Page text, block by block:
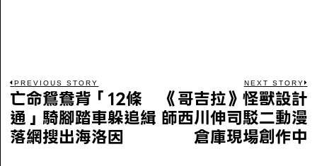
PREVIOUS STORY
亡命鴛鴦背「12條
通」騎腳踏車躲追緝
落網搜出海洛因
NEXT STORY
《哥吉拉》怪獸設計
師西川伸司駁二動漫
倉庫現場創作中